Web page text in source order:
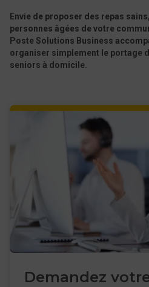
Envie de proposer des repas
personnes âgées de votre
Poste Solutions Business
organiser simplement le portage
seniors à domicile.
Demandez